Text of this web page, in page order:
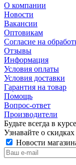
О компании
Новости
Вакансии
Оптовикам
Cогласие на
Отзывы
Информация
Условия оплаты
Условия доставки
Гарантия на товар
Помощь
Вопрос-ответ
Производители
Будьте всегда в
Узнавайте о
Новости